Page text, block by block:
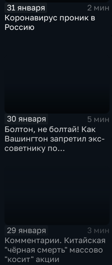
31 января
2 мин
Коронавирус проник в
Россию
30 января
5 мин
Болтон, не болтай! Как
Вашингтон запретил экс-
советнику по
29 января
3 мин
Комментарии. Китайская
"чёрная смерть" массово
"косит" акции